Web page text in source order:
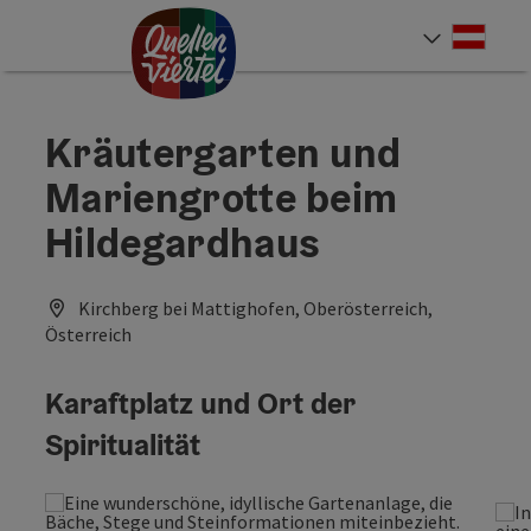
Zum InhaltAccesskey
[0]
Zur Navigation Accesskey
[1]
Zum Seitenanfang Accesskey
[2]
Kräutergarten und
Mariengrotte beim
Hildegardhaus
Kirchberg bei Mattighofen, Oberösterreich,
Österreich
Karaftplatz und Ort der
Spiritualität